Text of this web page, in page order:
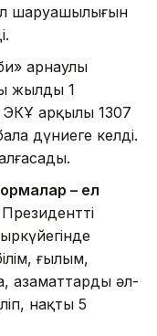
шаруашылығын
арнаулы
жылдың 1
ЭКҰ арқылы 1307
дүниеге келді.
– ел
ғылым,
азаматтардың әл-
нақты 5